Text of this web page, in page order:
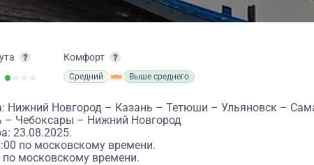
Комфорт
Средний Выше среднего
Нижний Новгород – Казань – Тетюши – Ульяновск –
– Чебоксары – Нижний Новгород
23.08.2025.
по московскому времени.
московскому времени.